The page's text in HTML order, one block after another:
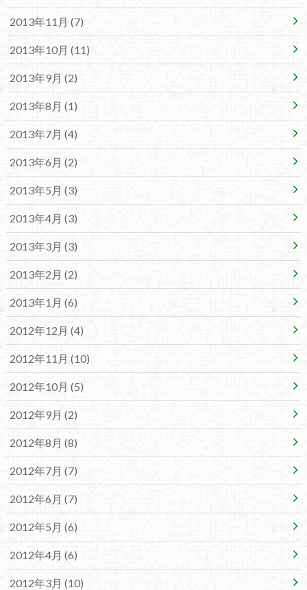
2013年11月 (7)
2013年10月 (11)
2013年9月 (2)
2013年8月 (1)
2013年7月 (4)
2013年6月 (2)
2013年5月 (3)
2013年4月 (3)
2013年3月 (3)
2013年2月 (2)
2013年1月 (6)
2012年12月 (4)
2012年11月 (10)
2012年10月 (5)
2012年9月 (2)
2012年8月 (8)
2012年7月 (7)
2012年6月 (7)
2012年5月 (6)
2012年4月 (6)
2012年3月 (10)